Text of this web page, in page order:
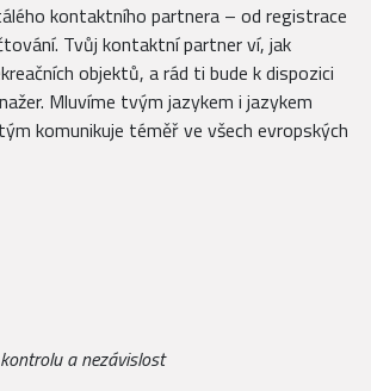
kontaktního partnera – od registrace
Tvůj kontaktní partner ví, jak
objektů, a rád ti bude k dispozici
Mluvíme tvým jazykem i jazykem
komunikuje téměř ve všech evropských
a nezávislost